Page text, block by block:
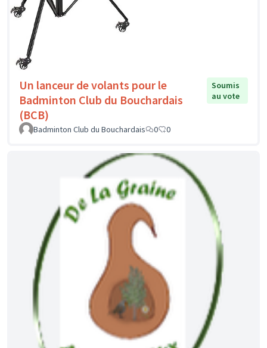
Un lanceur de volants pour le
Badminton Club du Bouchardais
(BCB)
Soumis
au vote
Badminton Club du Bouchardais 0 0